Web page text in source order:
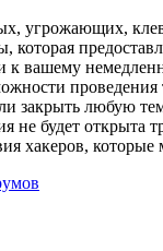
угрожающих,
которая
к вашему
закрыть любую
не будет
хакеров,